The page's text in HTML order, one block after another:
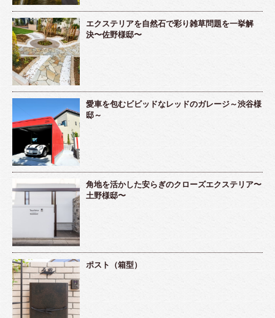
エクステリアを自然石で彩り雑草問題を一挙解
決〜佐野様邸〜
愛車を包むビビッドなレッドのガレージ～渋谷様
邸～
角地を活かした安らぎのクローズエクステリア〜
土野様邸〜
ポスト（箱型）